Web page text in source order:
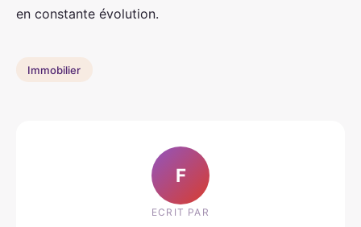
en constante évolution.
Immobilier
F
ECRIT PAR